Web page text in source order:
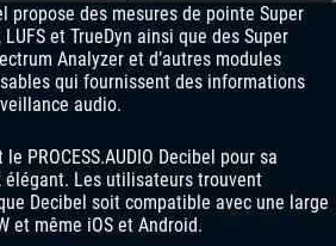
propose des mesures de pointe Super
et TrueDyn ainsi que des Super
Analyzer et d’autres modules
qui fournissent des informations
audio.
PROCESS.AUDIO Decibel pour sa
élégant. Les utilisateurs trouvent
Decibel soit compatible avec une large
et même iOS et Android.